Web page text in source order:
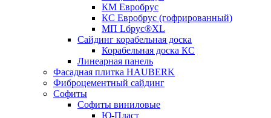
КМ Евробрус
КС Евробрус (гофрированный)
МП Lбрус®XL
Сайдинг корабельная доска
Корабельная доска КС
Линеарная панель
Фасадная плитка HAUBERK
Фиброцементный сайдинг
Софиты
Софиты виниловые
Ю-Пласт